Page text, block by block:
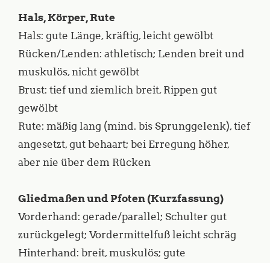
Hals, Körper, Rute
Hals: gute Länge, kräftig, leicht gewölbt
Rücken/Lenden: athletisch; Lenden breit und
muskulös, nicht gewölbt
Brust: tief und ziemlich breit, Rippen gut
gewölbt
Rute: mäßig lang (mind. bis Sprunggelenk), tief
angesetzt, gut behaart; bei Erregung höher,
aber nie über dem Rücken
Gliedmaßen und Pfoten (Kurzfassung)
Vorderhand: gerade/parallel; Schulter gut
zurückgelegt; Vordermittelfuß leicht schräg
Hinterhand: breit, muskulös; gute